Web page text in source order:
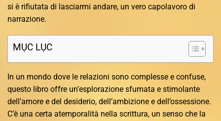
si è rifiutata di lasciarmi andare, un vero capolavoro di
narrazione.
MỤC LỤC
In un mondo dove le relazioni sono complesse e confuse,
questo libro offre un’esplorazione sfumata e stimolante
dell’amore e del desiderio, dell’ambizione e dell’ossessione.
C’è una certa atemporalità nella scrittura, un senso che la